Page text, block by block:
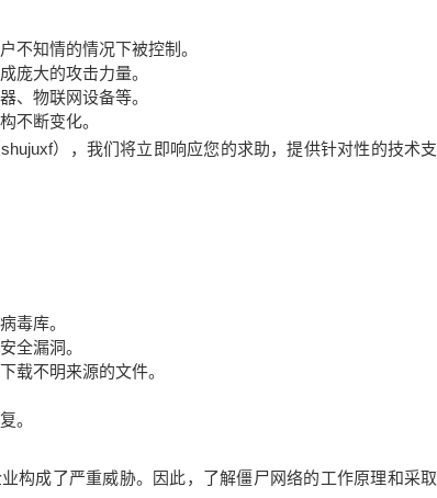
不知情的情况下被控制。
庞大的攻击力量。
、物联网设备等。
不断变化。
shujuxf），我们将立即响应您的求助，提供针对性的技术支
毒库。
全漏洞。
载不明来源的文件。
。
构成了严重威胁。因此，了解僵尸网络的工作原理和采取